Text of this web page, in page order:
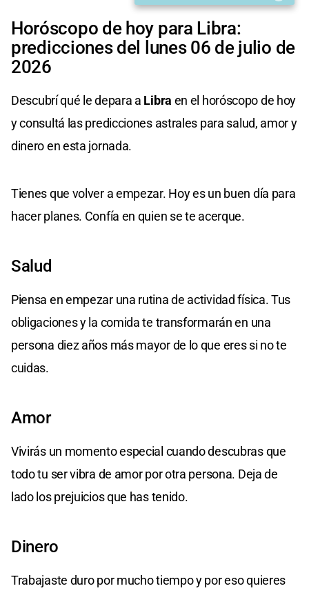
Horóscopo de hoy para Libra:
predicciones del lunes 06 de julio de
2026
Descubrí qué le depara a Libra en el horóscopo de hoy
y consultá las predicciones astrales para salud, amor y
dinero en esta jornada.
Tienes que volver a empezar. Hoy es un buen día para
hacer planes. Confía en quien se te acerque.
Salud
Piensa en empezar una rutina de actividad física. Tus
obligaciones y la comida te transformarán en una
persona diez años más mayor de lo que eres si no te
cuidas.
Amor
Vivirás un momento especial cuando descubras que
todo tu ser vibra de amor por otra persona. Deja de
lado los prejuicios que has tenido.
Dinero
Trabajaste duro por mucho tiempo y por eso quieres